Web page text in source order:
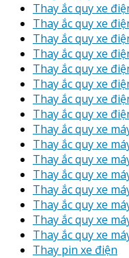
Thay ắc quy xe
Thay ắc quy xe
Thay ắc quy xe
Thay ắc quy xe
Thay ắc quy xe
Thay ắc quy xe
Thay ắc quy xe
Thay ắc quy xe
Thay ắc quy xe
Thay ắc quy xe
Thay ắc quy xe
Thay ắc quy xe
Thay ắc quy xe
Thay ắc quy xe
Thay ắc quy xe
Thay ắc quy xe
Thay pin xe điện